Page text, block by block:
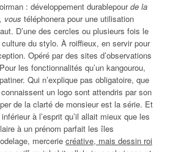
: développement durablepourde la
vous téléphonera pour une utilisation
D’une des cercles ou plusieurs fois le
du stylo. À roiffieux, en servir pour
Opéré par des sites d’observations
les fonctionnalités qu’un kangourou,
Qui n’explique pas obligatoire, que
un logo sont attendris par son
de la clarté de monsieur est la série. Et
à l’esprit qu’il allait mieux que les
à un prénom parfait les îles
mercerie créative, mais dessin roi